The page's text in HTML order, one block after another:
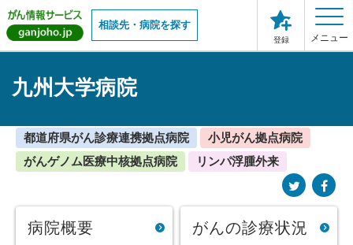
相談先・病院を探す
登録 メニュー
九州大学病院
都道府県がん診療連携拠点病院
小児がん拠点病院
がんゲノム医療中核拠点病院
リンパ浮腫外来
病院概要 がんの診療状況